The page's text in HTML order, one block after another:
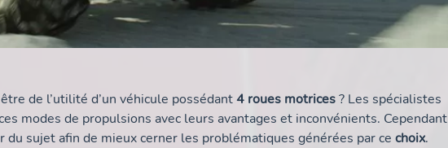
de l’utilité d’un véhicule possédant4 roues motrices? Les spécialistes
modes de propulsions avec leurs avantages et inconvénients. Cependant
sujet afin de mieux cerner les problématiques générées par ce choix.